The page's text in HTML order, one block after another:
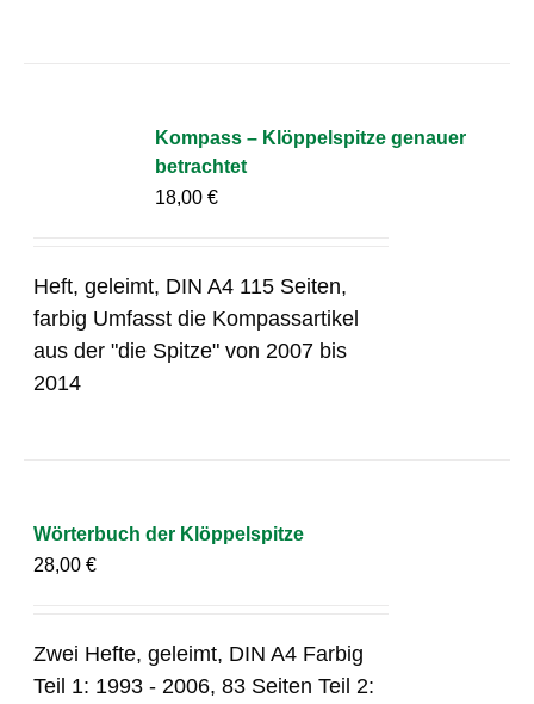
Kompass – Klöppelspitze genauer
betrachtet
18,00€
Heft, geleimt, DIN A4 115 Seiten,
farbig Umfasst die Kompassartikel
aus der "die Spitze" von 2007 bis
2014
Wörterbuch der Klöppelspitze
28,00€
Zwei Hefte, geleimt, DIN A4 Farbig
Teil 1: 1993 - 2006, 83 Seiten Teil 2: